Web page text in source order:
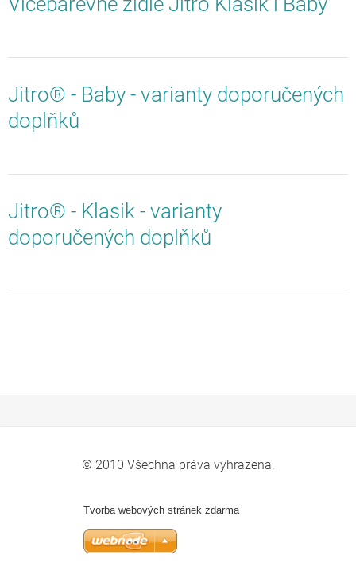
Jitro® - Baby - varianty doporučených
doplňků
Jitro® - Klasik - varianty
doporučených doplňků
© 2010 Všechna práva vyhrazena.
Tvorba webových stránek zdarma